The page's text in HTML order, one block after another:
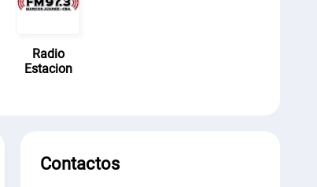
Radio
Estacion
Contactos